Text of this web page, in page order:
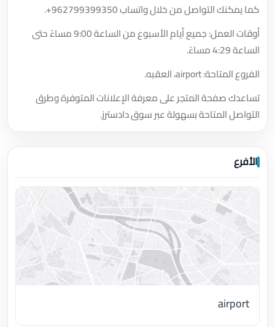
كما يمكنك التواصل من خلال واتساب+962799399350
.
أوقات العمل: جميع أيام الأسبوع من الساعة 9:00 مساءً حتى
الساعة 4:29 مساءً.
الفروع المتاحة: airport، العقبه.
تساعدك صفحة المتجر على معرفة الإعلانات المتوفرة وطرق
التواصل المتاحة بسهولة عبر سوق دادسترز.
الأفرع
airport